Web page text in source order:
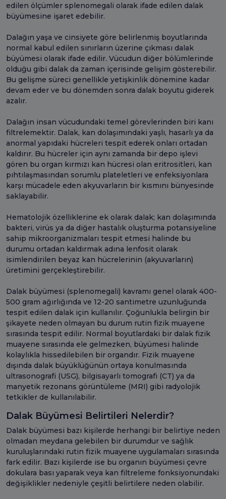
edilen ölçümler splenomegali olarak ifade edilen dalak
büyümesine işaret edebilir.
Dalağın yaşa ve cinsiyete göre belirlenmiş boyutlarında
normal kabul edilen sınırların üzerine çıkması dalak
büyümesi olarak ifade edilir. Vücudun diğer bölümlerinde
olduğu gibi dalak da zaman içerisinde gelişim gösterebilir.
Bu gelişme süreci genellikle yetişkinlik dönemine kadar
devam eder ve bu dönemden sonra dalak boyutu giderek
azalır.
Dalağın insan vücudundaki temel görevlerinden biri kanı
filtrelemektir. Dalak, kan dolaşımındaki yaşlı, hasarlı ya da
anormal yapıdaki hücreleri tespit ederek onları ortadan
kaldırır. Bu hücreler için aynı zamanda bir depo işlevi
gören bu organ kırmızı kan hücresi olan eritrositleri, kan
pıhtılaşmasından sorumlu plateletleri ve enfeksiyonlara
karşı mücadele eden akyuvarların bir kısmını bünyesinde
saklayabilir.
Hematolojik özelliklerine ek olarak dalak; kan dolaşımında
bakteri, virüs ya da diğer hastalık oluşturma potansiyeline
sahip mikroorganizmaları tespit etmesi halinde bu
durumu ortadan kaldırmak adına lenfosit olarak
isimlendirilen beyaz kan hücrelerinin (akyuvarların)
üretimini gerçekleştirebilir.
Dalak büyümesi (splenomegali) kavramı genel olarak 400-
500 gram ağırlığında ve 12-20 santimetre uzunluğunda
tespit edilen dalak için kullanılır. Çoğunlukla belirgin bir
şikayete neden olmayan bu durum rutin fizik muayene
sırasında tespit edilir. Normal boyutlardaki bir dalak fizik
muayene sırasında ele gelmezken, büyümesi halinde
kolaylıkla hissedilebilen bir organdır. Fizik muayene
dışında dalak büyüklüğünün ortaya konulmasında
ultrasonografi (USG), bilgisayarlı tomografi (CT) ya da
manyetik rezonans görüntüleme (MRI) gibi radyolojik
tetkikler de kullanılabilir.
Dalak Büyümesi Belirtileri Nelerdir?
Dalak büyümesi bazı kişilerde herhangi bir belirtiye neden
olmadan meydana gelebilen bir durumdur ve sağlık
kuruluşlarındaki rutin fizik muayene uygulamaları sırasında
fark edilir. Bazı kişilerde ise bu organın büyümesi çevre
dokulara bası yaparak veya kan filtreleme fonksiyonundaki
değişiklikler nedeniyle çeşitli belirtilere neden olabilir.